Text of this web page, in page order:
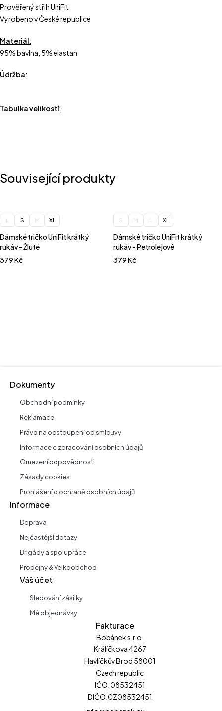
Prověřený střih UniFit
Vyrobeno v České republice
Materiál:
95% bavlna, 5% elastan
Údržba:
Tabulka velikostí:
Související produkty
L S M XL
Dámské tričko UniFit krátký
rukáv - Žluté
379Kč
S M L XL
Dámské tričko UniFit krátký
rukáv - Petrolejové
379Kč
Dokumenty
Obchodní podmínky
Reklamace
Právo na odstoupení od smlouvy
Informace o zpracování osobních údajů
Omezení odpovědnosti
Zásady cookies
Prohlášení o ochraně osobních údajů
Informace
Doprava
Nejčastější dotazy
Brigády a spolupráce
Prodejny & Velkoobchod
Váš účet
Sledování zásilky
Mé objednávky
Fakturace
Bobánek s.r.o.
Králíčkova 4267
Havlíčkův Brod 58001
Czech republic
IČO: 08532451
DIČO:CZ08532451